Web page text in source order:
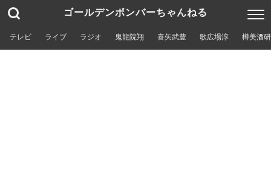
ゴールデンボンバーちゃんねる
テレビ ライブ ラジオ 鬼龍院翔 喜矢武豊 歌広場淳 樽美酒